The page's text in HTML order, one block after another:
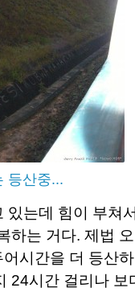
등산중...
는데 힘이 부쳐
하는 거다. 제법
시간을 더 등산
24시간 걸리나 보